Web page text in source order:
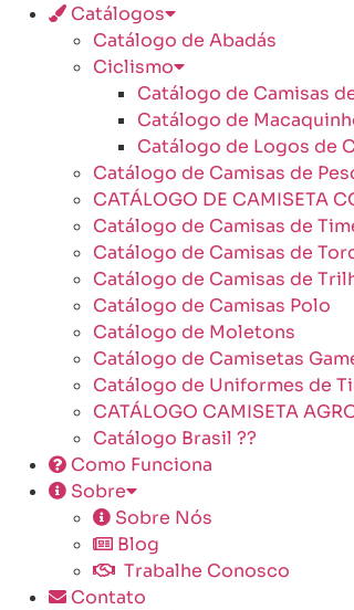
Catálogos
Catálogo de Abadás
Ciclismo
Catálogo de Camisas
Catálogo de
Catálogo de Logos de
Catálogo de Camisas de
CATÁLOGO DE CAMISETA
Catálogo de Camisas de
Catálogo de Camisas de
Catálogo de Camisas de
Catálogo de Camisas Polo
Catálogo de Moletons
Catálogo de Camisetas
Catálogo de Uniformes de
CATÁLOGO CAMISETA
Catálogo Brasil ??
Como Funciona
Sobre
Sobre Nós
Blog
Trabalhe Conosco
Contato